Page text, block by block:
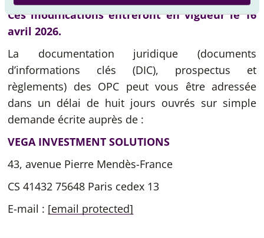
Ces modifications entreront en vigueur le 16
avril 2026.
La documentation juridique (documents
d’informations clés (DIC), prospectus et
règlements) des OPC peut vous être adressée
dans un délai de huit jours ouvrés sur simple
demande écrite auprès de :
VEGA INVESTMENT SOLUTIONS
43, avenue Pierre Mendès-France
CS 41432 75648 Paris cedex 13
E-mail : [email protected]